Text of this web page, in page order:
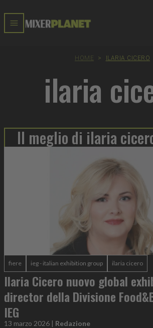
HOME > ILARIA CICERO
ilaria
Il meglio di ilaria
fiere ieg - italian exhibition group ilaria cicero
Ilaria Cicero nuovo global
director della Divisione
IEG
13 marzo 2026 | Redazione